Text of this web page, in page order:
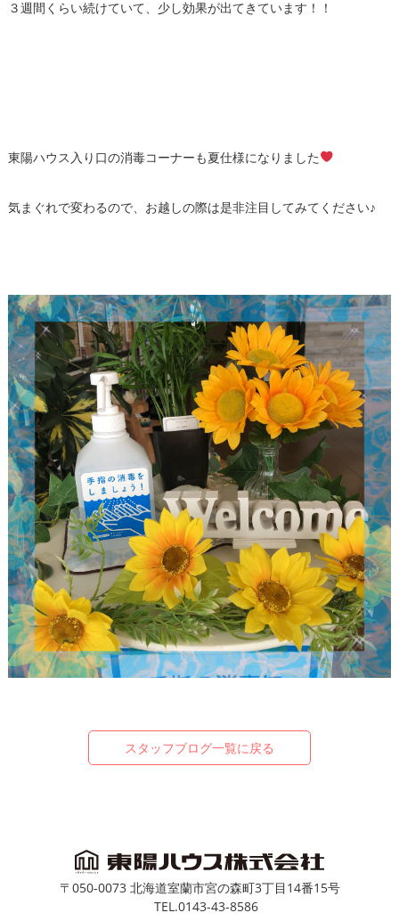
３週間くらい続けていて、少し効果が出てきています！！
東陽ハウス入り口の消毒コーナーも夏仕様になりました
気まぐれで変わるので、お越しの際は是非注目してみてください♪
スタッフブログ一覧に戻る
〒050-0073 北海道室蘭市宮の森町3丁目14番15号
TEL.0143-43-8586